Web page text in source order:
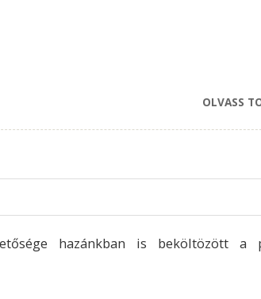
OLVASS
hazánkban is beköltözött a